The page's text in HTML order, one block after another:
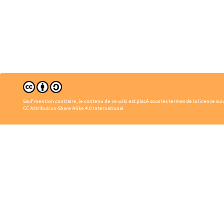
Sauf mention contraire, le contenu de ce wiki est placé sous les termes de la licence
CC Attribution-Share Alike 4.0 International